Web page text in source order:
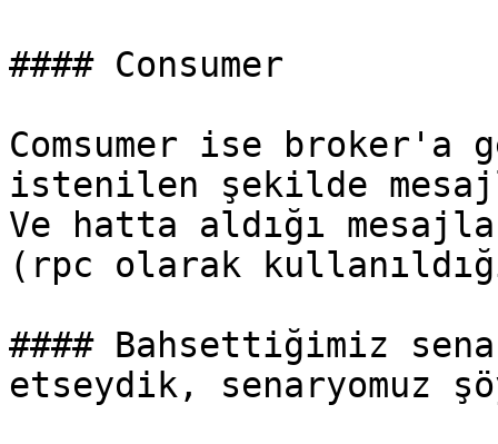
#### Consumer
Comsumer ise broker'a
istenilen şekilde
Ve hatta aldığı
(rpc olarak
#### Bahsettiğimiz
etseydik, senaryomuz